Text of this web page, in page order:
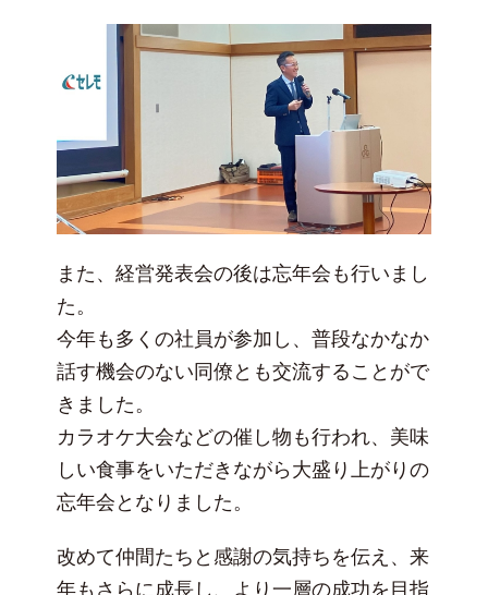
また、経営発表会の後は忘年会も行いまし
た。
今年も多くの社員が参加し、普段なかなか
話す機会のない同僚とも交流することがで
きました。
カラオケ大会などの催し物も行われ、美味
しい食事をいただきながら大盛り上がりの
忘年会となりました。
改めて仲間たちと感謝の気持ちを伝え、来
年もさらに成長し、より一層の成功を目指